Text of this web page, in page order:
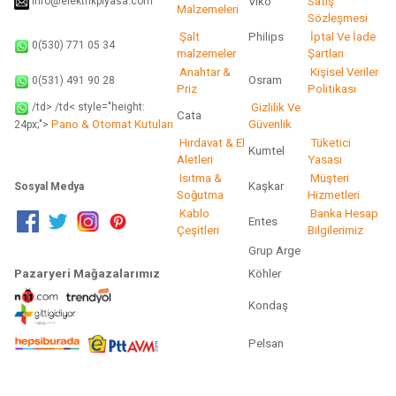
Malzemeleri
Sözleşmesi
0(530) 771 05 34
Şalt
malzemeler
Philips
İptal Ve İade
Şartları
0(531) 491 90 28
Anahtar &
Priz
Osram
Kişisel Veriler
Politikası
/td> /td< style="height:
24px;"> Pano & Otomat Kutuları
Cata
Gizlilik Ve
Güvenlik
Hırdavat & El
Aletleri
Kumtel
Tüketici
Yasası
Sosyal Medya
Isıtma &
Soğutma
Kaşkar
Müşteri
Hizmetleri
Kablo
Çeşitleri
Entes
Banka Hesap
Bilgilerimiz
Grup Arge
Pazaryeri Mağazalarımız
Köhler
Kondaş
Pelsan